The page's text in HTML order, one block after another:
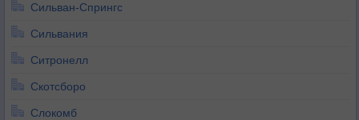
Сильван-Спрингс
Сильвания
Ситронелл
Скотсборо
Слокомб